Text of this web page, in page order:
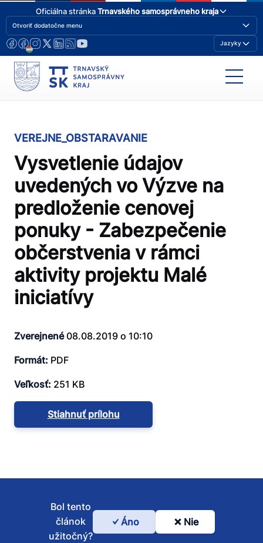
Oficiálna stránkaTrnavského samosprávneho kraja
Otvoriť dodatočne menu
Jazyky
VEREJNE_OBSTARAVANIE
Vysvetlenie údajov
uvedených vo Výzve na
predloženie cenovej
ponuky - Zabezpečenie
občerstvenia v rámci
aktivity projektu Malé
iniciatívy
Zverejnené08.08.2019 o 10:10
Formát: PDF
Veľkosť: 251 KB
Stiahnuť prílohu
Bol
Bol tento
článok
užitočný?
Áno Nie